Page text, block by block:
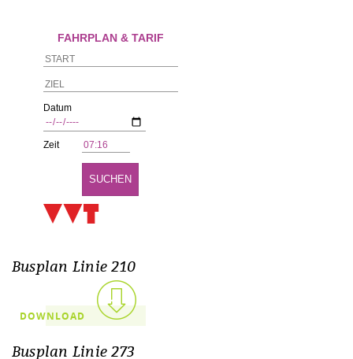
Busplan Linie 210
DOWNLOAD
Busplan Linie 273